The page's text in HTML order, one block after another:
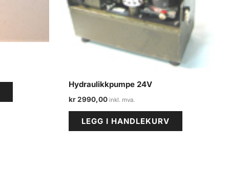
Hydraulikkpumpe 24V
kr2990,00
LEGG I HANDLEKURV